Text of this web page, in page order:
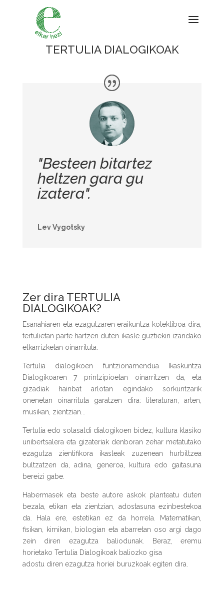
TERTULIA DIALOGIKOAK
"Besteen bitartez
heltzen gara gu
izatera".
Lev Vygotsky
Zer dira TERTULIA
DIALOGIKOAK?
Esanahiaren eta ezagutzaren eraikuntza kolektiboa dira,
tertulietan parte hartzen duten ikasle guztiekin izandako
elkarrizketan oinarrituta.
Tertulia dialogikoen funtzionamendua Ikaskuntza
Dialogikoaren 7 printzipioetan oinarritzen da, eta
gizadiak hainbat arlotan egindako sorkuntzarik
onenetan oinarrituta garatzen dira: literaturan, arten,
musikan, zientzian...
Tertulia edo solasaldi dialogikoen bidez, kultura klasiko
unibertsalera eta gizateriak denboran zehar metatutako
ezagutza zientifikora ikasleak zuzenean hurbiltzea
bultzatzen da, adina, generoa, kultura edo gaitasuna
bereizi gabe.
Habermasek eta beste autore askok planteatu duten
bezala, etikan eta zientzian, adostasuna ezinbestekoa
da. Hala ere, estetikan ez da horrela. Matematikan,
fisikan, kimikan, biologian eta abarretan oso argi dago
zein diren ezagutza baliodunak. Beraz, eremu
horietako Tertulia Dialogikoak baliozko gisa
adostu diren ezagutza horiei buruzkoak egiten dira.